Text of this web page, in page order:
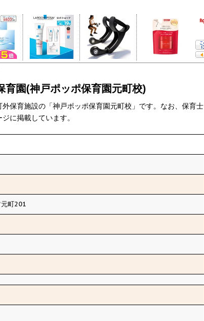
育園(神戸ポッポ保育園元町校)
保育施設の「神戸ポッポ保育園元町校」です。なお、保育士
に掲載しています。
町201